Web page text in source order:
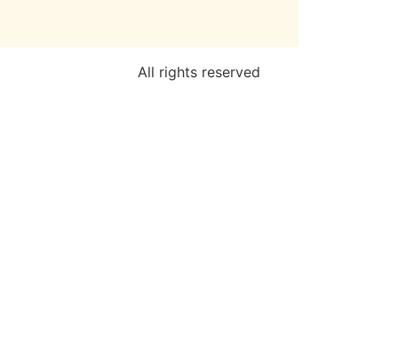
All rights reserved